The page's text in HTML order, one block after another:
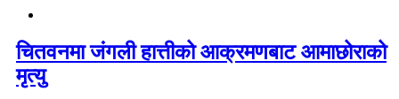
चितवनमा जंगली हात्तीको आक्रमणबाट आमाछोराको
मृत्यु